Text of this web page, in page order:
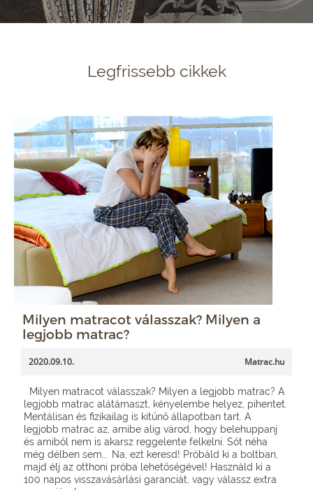
Legfrissebb cikkek
Milyen matracot válasszak? Milyen a
legjobb matrac?
2020.09.10. Matrac.hu
Milyen matracot válasszak? Milyen a legjobb matrac? A
legjobb matrac alátámaszt, kényelembe helyez, pihentet.
Mentálisan és fizikailag is kitűnő állapotban tart. A
legjobb matrac az, amibe alig várod, hogy belehuppanj
és amiből nem is akarsz reggelente felkelni. Sőt néha
még délben sem… Na, ezt keresd! Próbáld ki a boltban,
majd élj az otthoni próba lehetőségével! Használd ki a
100 napos visszavásárlási garanciát, vagy válassz extra